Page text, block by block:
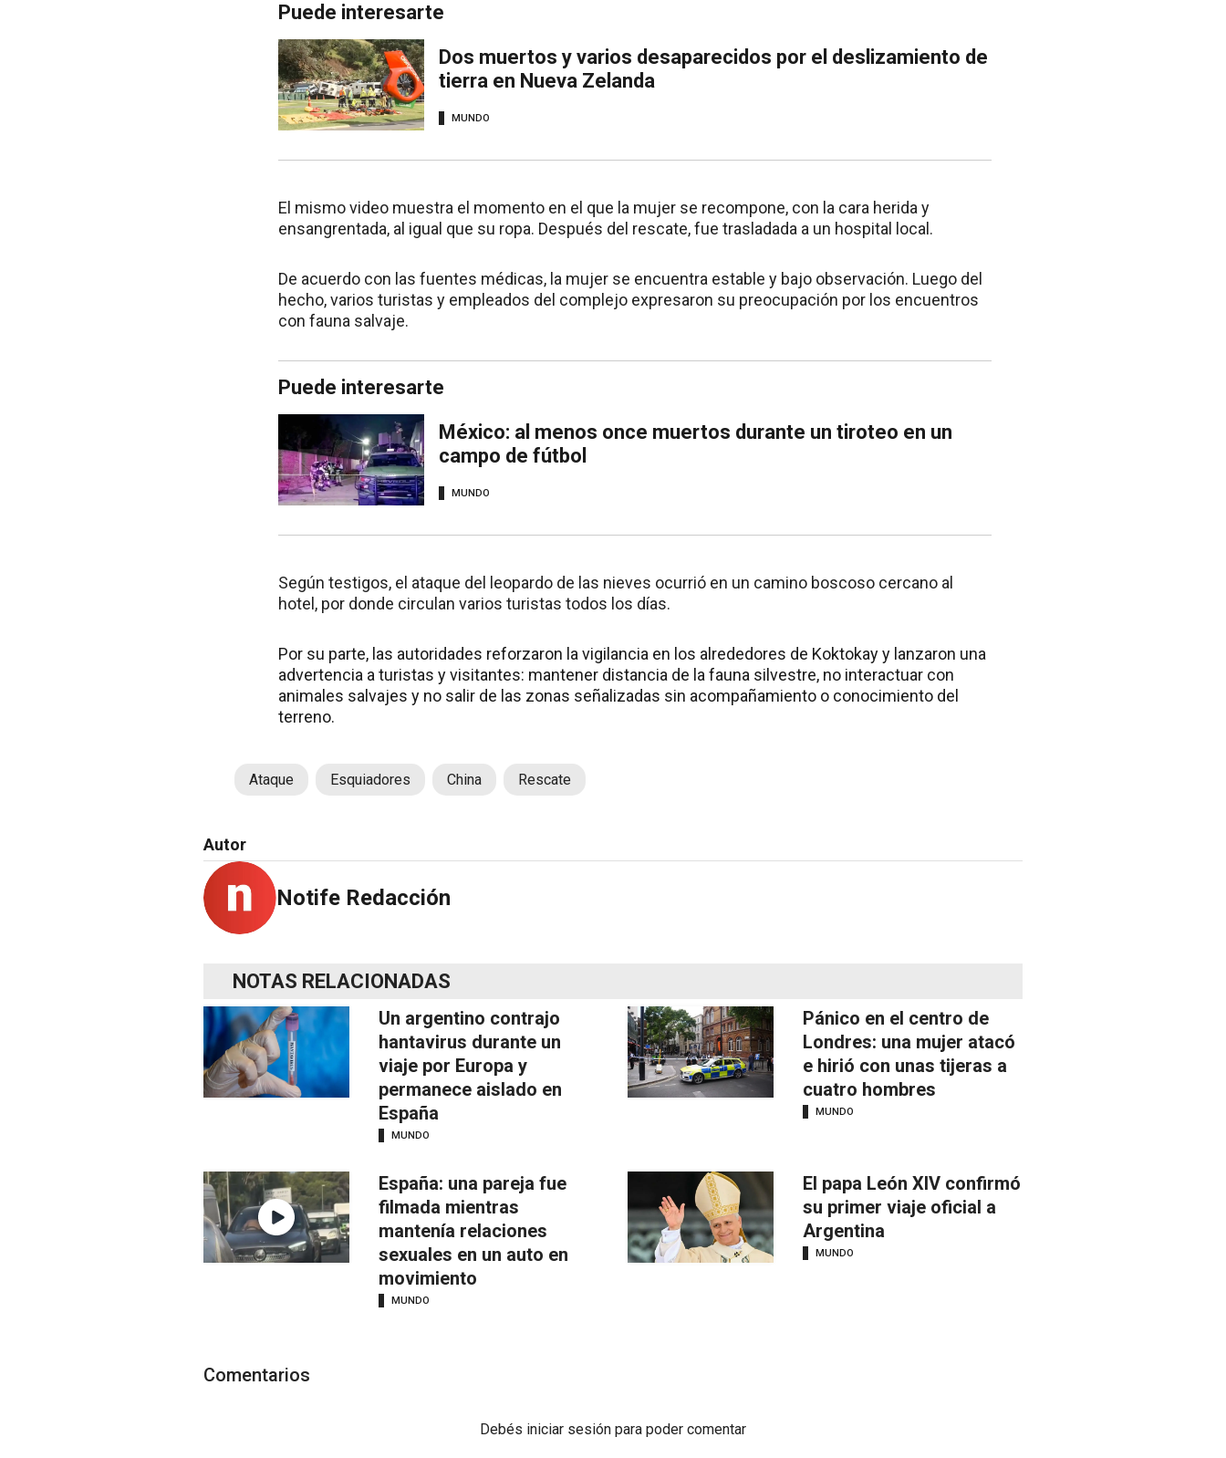
Puede interesarte
Dos muertos y varios desaparecidos por el deslizamiento de
tierra en Nueva Zelanda
MUNDO
El mismo video muestra el momento en el que la mujer se recompone, con la cara herida y
ensangrentada, al igual que su ropa. Después del rescate, fue trasladada a un hospital local.
De acuerdo con las fuentes médicas, la mujer se encuentra estable y bajo observación. Luego del
hecho, varios turistas y empleados del complejo expresaron su preocupación por los encuentros
con fauna salvaje.
Puede interesarte
México: al menos once muertos durante un tiroteo en un
campo de fútbol
MUNDO
Según testigos, el ataque del leopardo de las nieves ocurrió en un camino boscoso cercano al
hotel, por donde circulan varios turistas todos los días.
Por su parte, las autoridades reforzaron la vigilancia en los alrededores de Koktokay y lanzaron una
advertencia a turistas y visitantes: mantener distancia de la fauna silvestre, no interactuar con
animales salvajes y no salir de las zonas señalizadas sin acompañamiento o conocimiento del
terreno.
Ataque Esquiadores China Rescate
Autor
Notife Redacción
NOTAS RELACIONADAS
Un argentino contrajo
hantavirus durante un
viaje por Europa y
permanece aislado en
España
MUNDO
Pánico en el centro de
Londres: una mujer atacó
e hirió con unas tijeras a
cuatro hombres
MUNDO
España: una pareja fue
filmada mientras
mantenía relaciones
sexuales en un auto en
movimiento
MUNDO
El papa León XIV confirmó
su primer viaje oficial a
Argentina
MUNDO
Comentarios
Debés iniciar sesión para poder comentar